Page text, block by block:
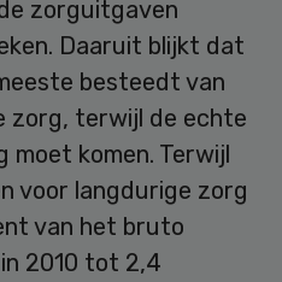
zorguitgaven
Daaruit blijkt dat
besteedt van
zorg, terwijl de echte
moet komen. Terwijl
voor langdurige zorg
van het bruto
2010 tot 2,4